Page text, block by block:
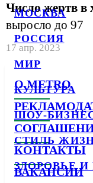
МОСКВА
РОССИЯ
МИР
КУЛЬТУРА
ШОУ-
СТИЛЬ
ЗДОРОВЬЕ
Число жертв в
выросло до 97
17 апр. 2023
О METRO
КОНТАКТЫ
ВАКАНСИИ